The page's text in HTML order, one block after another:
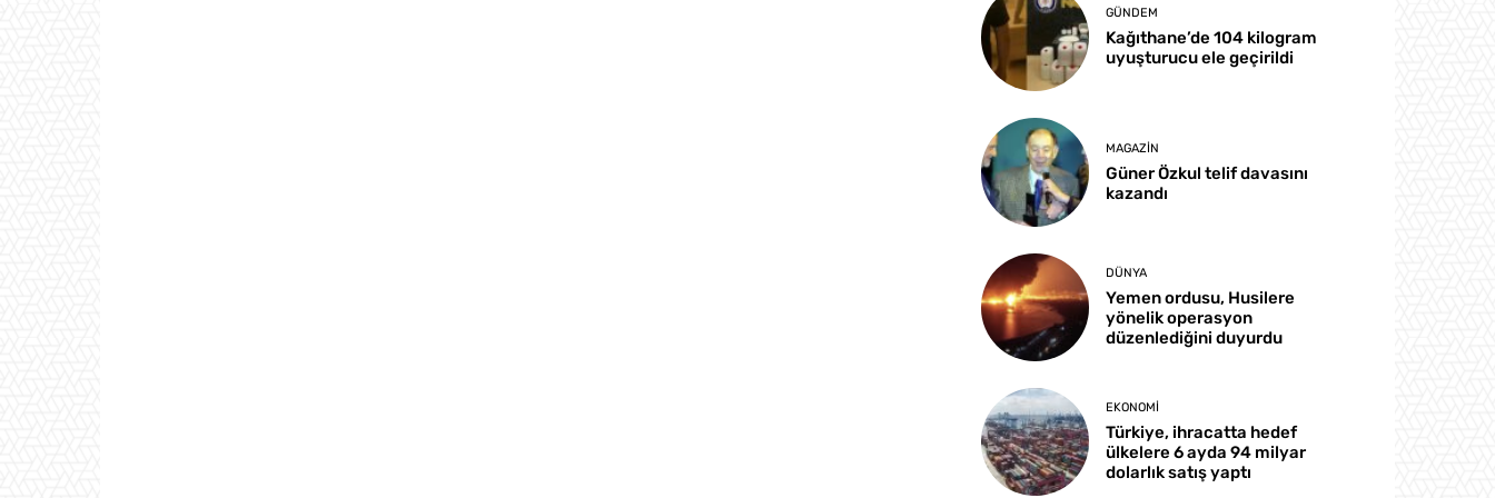
GÜNDEM
Kağıthane’de 104 kilogram
uyuşturucu ele geçirildi
MAGAZIN
Güner Özkul telif davasını
kazandı
DÜNYA
Yemen ordusu, Husilere
yönelik operasyon
düzenlediğini duyurdu
EKONOMI
Türkiye, ihracatta hedef
ülkelere 6 ayda 94 milyar
dolarlık satış yaptı